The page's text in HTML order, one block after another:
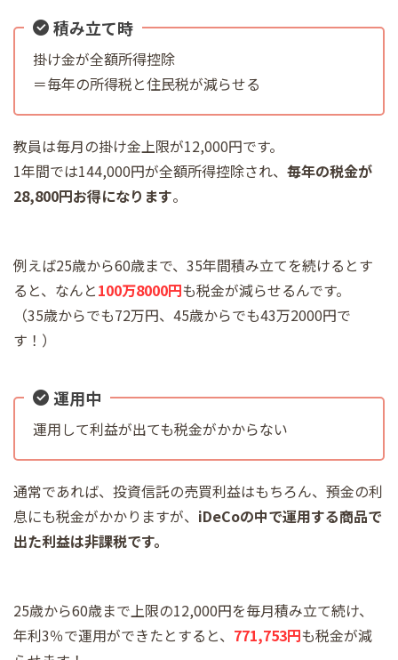
積み立て時
掛け金が全額所得控除
＝毎年の所得税と住民税が減らせる
教員は毎月の掛け金上限が12,000円です。
1年間では144,000円が全額所得控除され、 毎年の税金が
28,800円お得になります。
例えば25歳から60歳まで、35年間積み立てを続けるとす
ると、なんと100万8000円も税金が減らせるんです。
（35歳からでも72万円、45歳からでも43万2000円で
す！）
運用中
運用して利益が出ても税金がかからない
通常であれば、投資信託の売買利益はもちろん、預金の利
息にも税金がかかりますが、 iDeCoの中で運用する商品で
出た利益は非課税です。
25歳から60歳まで上限の12,000円を毎月積み立て続け、
年利3％で運用ができたとすると、 771,753円も税金が減